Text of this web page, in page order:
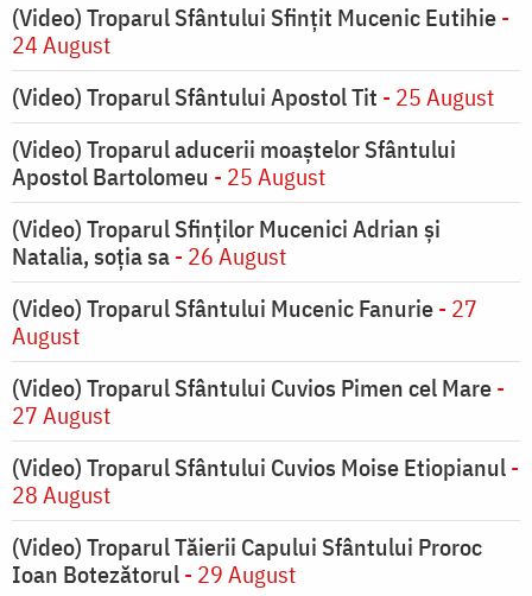
(Video) Troparul Sfântului Sfințit Mucenic Eutihie-
24 August
(Video) Troparul Sfântului Apostol Tit - 25 August
(Video) Troparul aducerii moaștelor Sfântului
Apostol Bartolomeu - 25 August
(Video) Troparul Sfinților Mucenici Adrian și
Natalia, soția sa- 26 August
(Video) Troparul Sfântului Mucenic Fanurie- 27
August
(Video) Troparul Sfântului Cuvios Pimen cel Mare-
27 August
(Video) Troparul Sfântului Cuvios Moise Etiopianul-
28 August
(Video) Troparul Tăierii Capului Sfântului Proroc
Ioan Botezătorul- 29 August